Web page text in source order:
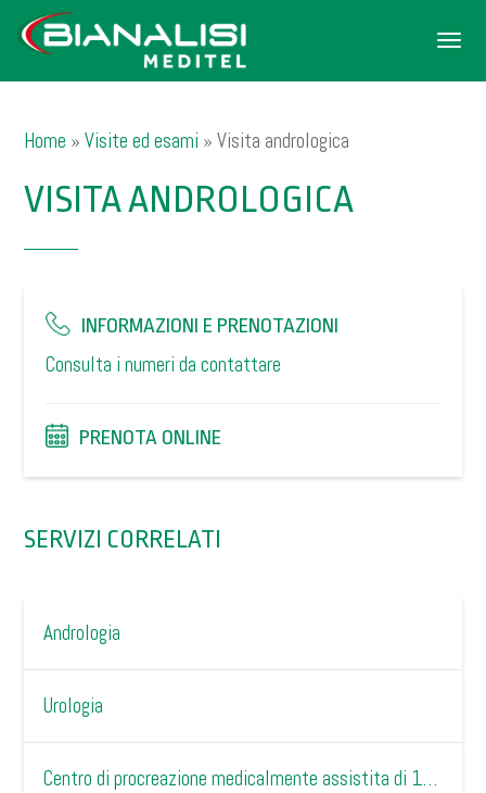
Menu
Home »Visite ed esami »Visita andrologica
VISITA ANDROLOGICA
INFORMAZIONI E PRENOTAZIONI
Consulta i numeri da contattare
PRENOTA ONLINE
SERVIZI CORRELATI
Andrologia
Urologia
Centro di procreazione medicalmente assistita di 1° livello